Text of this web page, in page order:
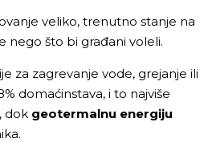
veliko, trenutno stanje na
nego što bi građani voleli.
za zagrevanje vode, grejanje ili
domaćinstava, i to najviše
dok geotermalnu energiju